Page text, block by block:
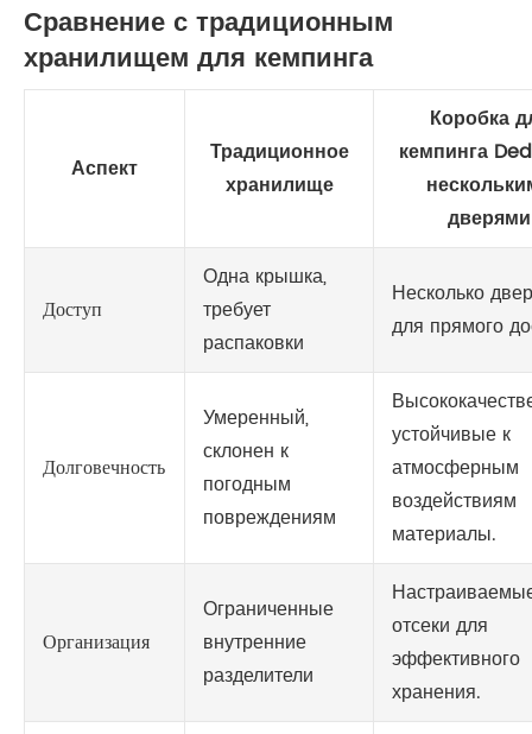
Сравнение с традиционным
хранилищем для кемпинга
Аспект
Традиционное
хранилище
Коробка
кемпинга
дверями
Доступ
Одна крышка,
требует
распаковки
Несколько
для прямого
Долговечность
Умеренный,
склонен к
погодным
повреждениям
устойчивые к
атмосферным
воздействиям
материалы.
Организация
Ограниченные
внутренние
разделители
отсеки для
эффективного
хранения.